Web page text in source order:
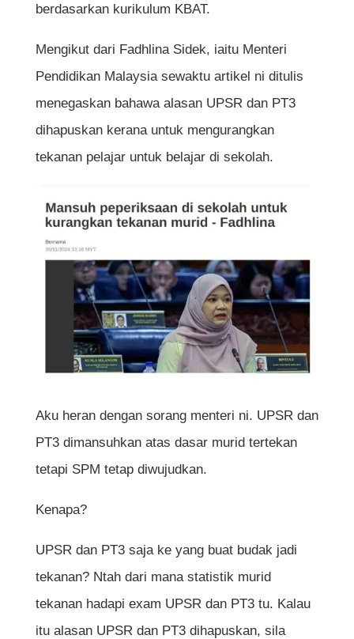
berdasarkan kurikulum KBAT.
Mengikut dari Fadhlina Sidek, iaitu Menteri
Pendidikan Malaysia sewaktu artikel ni ditulis
menegaskan bahawa alasan UPSR dan PT3
dihapuskan kerana untuk mengurangkan
tekanan pelajar untuk belajar di sekolah.
Aku heran dengan sorang menteri ni. UPSR dan
PT3 dimansuhkan atas dasar murid tertekan
tetapi SPM tetap diwujudkan.
Kenapa?
UPSR dan PT3 saja ke yang buat budak jadi
tekanan? Ntah dari mana statistik murid
tekanan hadapi exam UPSR dan PT3 tu. Kalau
itu alasan UPSR dan PT3 dihapuskan, sila